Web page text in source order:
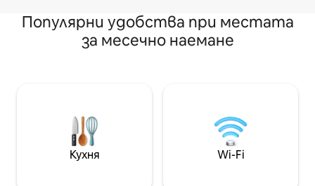
Популярни удобства при местата
за месечно наемане
Кухня Wi-Fi